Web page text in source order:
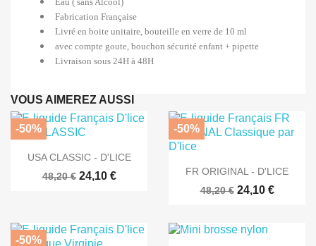
Fabrication Française
Livré en boite unitaire, bouteille en verre de 10 ml
avec compte goute, bouchon sécurité enfant + pipette
Livraison sous 24H à 48H
VOUS AIMEREZ AUSSI
 Aperçu rapide
USA CLASSIC - D'LICE
48,20 € 24,10 €
-50%
 Aperçu rapide
FR ORIGINAL - D'LICE
48,20 € 24,10 €
-50%
-50%